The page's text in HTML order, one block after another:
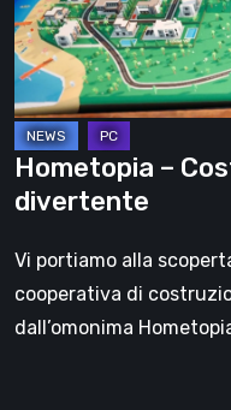
più
divertente
Hometopia –
divertente
Vi portiamo alla
cooperativa di
dall’omonima